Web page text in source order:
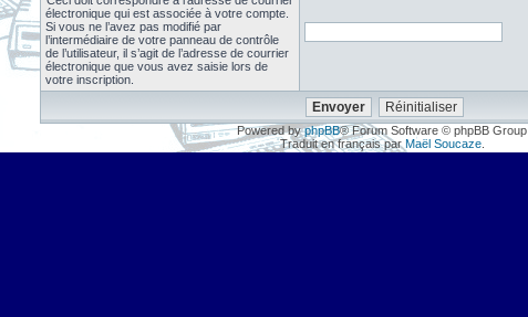
électronique qui est associée à votre compte.
Si vous ne l’avez pas modifié par
l’intermédiaire de votre panneau de contrôle
de l’utilisateur, il s’agit de l’adresse de courrier
électronique que vous avez saisie lors de
votre inscription.
Powered byphpBB® Forum Software © phpBB Group
Traduit en français par Maël Soucaze.